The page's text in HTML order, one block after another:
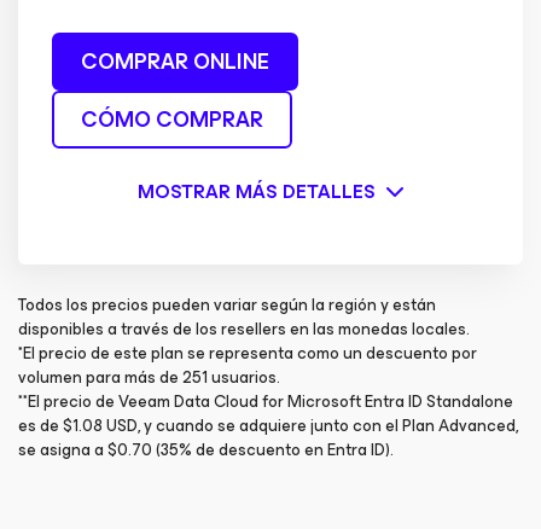
COMPRAR ONLINE
CÓMO COMPRAR
MOSTRAR MÁS DETALLES
Todos los precios pueden variar según la región y están
disponibles a través de los resellers en las monedas locales.
*El precio de este plan se representa como un descuento por
volumen para más de 251 usuarios.​
**El precio de Veeam Data Cloud for Microsoft Entra ID Standalone
es de $1.08 USD, y cuando se adquiere junto con el Plan Advanced,
se asigna a $0.70 (35% de descuento en Entra ID).​